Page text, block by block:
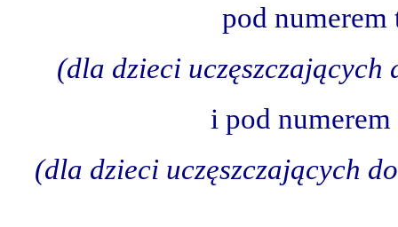
pod
(dla dzieci
i pod
(dla dzieci uczęszczających